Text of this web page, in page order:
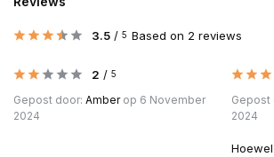
3.5 / 5 Based on 2 reviews
2 / 5
Gepost door: Amberop 6 November
2024
Gepost
2024